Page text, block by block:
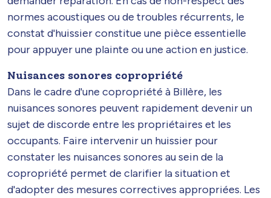
normes acoustiques ou de troubles récurrents, le
constat d'huissier constitue une pièce essentielle
pour appuyer une plainte ou une action en justice.
Nuisances sonores copropriété
Dans le cadre d'une copropriété à Billère, les
nuisances sonores peuvent rapidement devenir un
sujet de discorde entre les propriétaires et les
occupants. Faire intervenir un huissier pour
constater les nuisances sonores au sein de la
copropriété permet de clarifier la situation et
d'adopter des mesures correctives appropriées. Les